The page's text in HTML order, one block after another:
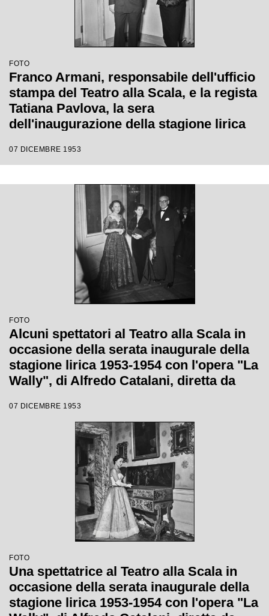
FOTO
Franco Armani, responsabile dell'ufficio
stampa del Teatro alla Scala, e la regista
Tatiana Pavlova, la sera
dell'inaugurazione della stagione lirica
Alfredo Catalani, diretta da Carlo Maria
07 DICEMBRE 1953
FOTO
Alcuni spettatori al Teatro alla Scala in
occasione della serata inaugurale della
stagione lirica 1953-1954 con l'opera "La
Wally", di Alfredo Catalani, diretta da
Tatiana Pavlova
07 DICEMBRE 1953
FOTO
Una spettatrice al Teatro alla Scala in
occasione della serata inaugurale della
stagione lirica 1953-1954 con l'opera "La